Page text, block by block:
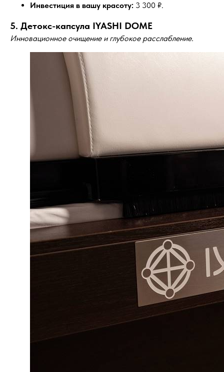
Инвестиция в вашу красоту: 3 300 ₽.
5. Детокс-капсула IYASHI DOME
Инновационное очищение и глубокое расслабление.